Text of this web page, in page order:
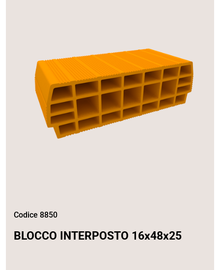
Codice 8850
BLOCCO INTERPOSTO 16x48x25